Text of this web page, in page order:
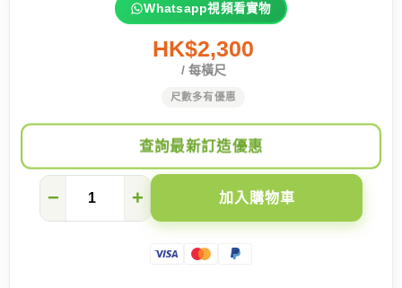
Whatsapp視頻看實物
HK$2,300
/ 每橫尺
尺數多有優惠
查詢最新訂造優惠
不
− + 加入購物車